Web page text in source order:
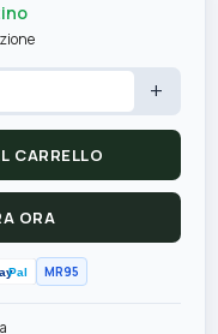
+
CARRELLO
ORA
Pal MR95